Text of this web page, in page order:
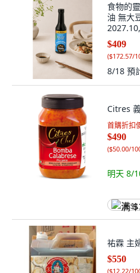
食物的
油 無大
$409
($172.57/
8/18 預
Citres
首購折扣
$490
($50.00/
明天 8/
满
祐霖 主
$550
($12.22/